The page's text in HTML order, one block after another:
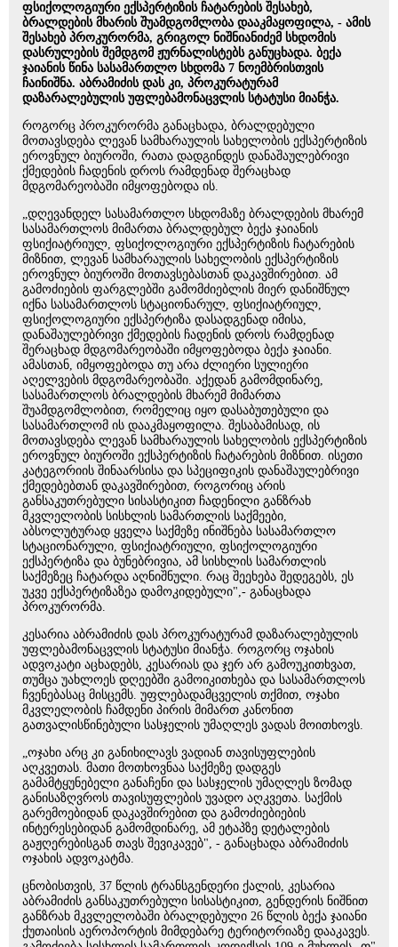
ფსიქოლოგიური ექსპერტიზის ჩატარების შესახებ,
ბრალდების მხარის შუამდგომლობა დააკმაყოფილა, - ამის
შესახებ პროკურორმა, გრიგოლ ნიშნიანიძემ სხდომის
დასრულების შემდგომ ჟურნალისტებს განუცხადა. ბექა
ჯაიანის წინა სასამართლო სხდომა 7 ნოემბრისთვის
ჩაინიშნა. აბრამიძის დას კი, პროკურატურამ
დაზარალებულის უფლებამონაცვლის სტატუსი მიანჭა.
როგორც პროკურორმა განაცხადა, ბრალდებული
მოთავსდება ლევან სამხარაულის სახელობის ექსპერტიზის
ეროვნულ ბიუროში, რათა დადგინდეს დანაშაულებრივი
ქმედების ჩადენის დროს რამდენად შერაცხად
მდგომარეობაში იმყოფებოდა ის.
„დღევანდელ სასამართლო სხდომაზე ბრალდების მხარემ
სასამართლოს მიმართა ბრალდებულ ბექა ჯაიანის
ფსიქიატრიულ, ფსიქოლოგიური ექსპერტიზის ჩატარების
მიზნით, ლევან სამხარაულის სახელობის ექსპერტიზის
ეროვნულ ბიუროში მოთავსებასთან დაკავშირებით. ამ
გამოძიების ფარგლებში გამომძიებლის მიერ დანიშნულ
იქნა სასამართლოს სტაციონარულ, ფსიქიატრიულ,
ფსიქოლოგიური ექსპერტიზა დასადგენად იმისა,
დანაშაულებრივი ქმედების ჩადენის დროს რამდენად
შერაცხად მდგომარეობაში იმყოფებოდა ბექა ჯაიანი.
ამასთან, იმყოფებოდა თუ არა ძლიერი სულიერი
აღელვების მდგომარეობაში. აქედან გამომდინარე,
სასამართლოს ბრალდების მხარემ მიმართა
შუამდგომლობით, რომელიც იყო დასაბუთებული და
სასამართლომ ის დააკმაყოფილა. შესაბამისად, ის
მოთავსდება ლევან სამხარაულის სახელობის ექსპერტიზის
ეროვნულ ბიუროში ექსპერტიზის ჩატარების მიზნით. ისეთი
კატეგორიის შინაარსისა და სპეციფიკის დანაშაულებრივი
ქმედებებთან დაკავშირებით, როგორიც არის
განსაკუთრებული სისასტიკით ჩადენილი განზრახ
მკვლელობის სისხლის სამართლის საქმეები,
აბსოლუტურად ყველა საქმეზე ინიშნება სასამართლო
სტაციონარული, ფსიქიატრიული, ფსიქოლოგიური
ექსპერტიზა და ბუნებრივია, ამ სისხლის სამართლის
საქმეზეც ჩატარდა აღნიშნული. რაც შეეხება შედეგებს, ეს
უკვე ექსპერტიზაზეა დამოკიდებული",- განაცხადა
პროკურორმა.
კესარია აბრამიძის დას პროკურატურამ დაზარალებულის
უფლებამონაცვლის სტატუსი მიანჭა. როგორც ოჯახის
ადვოკატი აცხადებს, კესარიას და ჯერ არ გამოუკითხვათ,
თუმცა უახლოეს დღეებში გამოიკითხება და სასამართლოს
ჩვენებასაც მისცემს. უფლებადამცველის თქმით, ოჯახი
მკვლელობის ჩამდენი პირის მიმართ კანონით
გათვალისწინებული სასჯელის უმაღლეს ვადას მოითხოვს.
„ოჯახი არც კი განიხილავს ვადიან თავისუფლების
აღკვეთას. მათი მოთხოვნაა საქმეზე დადგეს
გამამტყუნებელი განაჩენი და სასჯელის უმაღლეს ზომად
განისაზღვროს თავისუფლების უვადო აღკვეთა. საქმის
გარემოებიდან დაკავშირებით და გამოძიებიების
ინტერესებიდან გამომდინარე, ამ ეტაპზე დეტალების
გაჟღერებისგან თავს შევიკავებ", - განაცხადა აბრამიძის
ოჯახის ადვოკატმა.
ცნობისთვის, 37 წლის ტრანსგენდერი ქალის, კესარია
აბრამიძის განსაკუთრებული სისასტიკით, გენდერის ნიშნით
განზრახ მკვლელობაში ბრალდებული 26 წლის ბექა ჯაიანი
ქუთაისის აეროპორტის მიმდებარე ტერიტორიაზე დააკავეს.